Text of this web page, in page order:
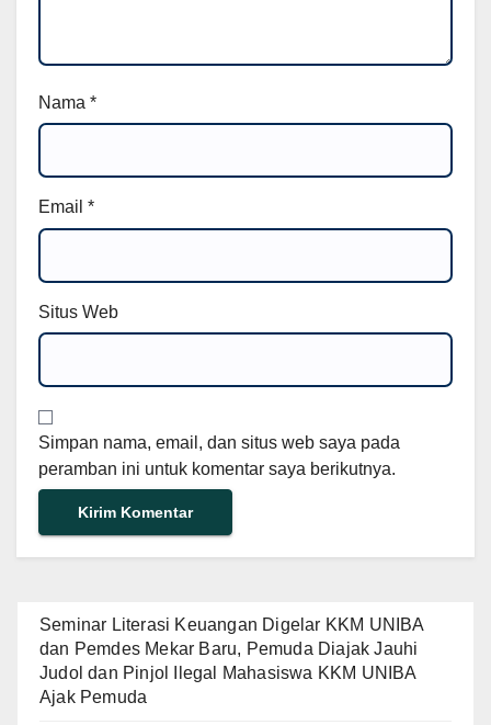
Nama *
Email *
Situs Web
Simpan nama, email, dan situs web saya pada
peramban ini untuk komentar saya berikutnya.
Seminar Literasi Keuangan Digelar KKM UNIBA
dan Pemdes Mekar Baru, Pemuda Diajak Jauhi
Judol dan Pinjol Ilegal Mahasiswa KKM UNIBA
Ajak Pemuda